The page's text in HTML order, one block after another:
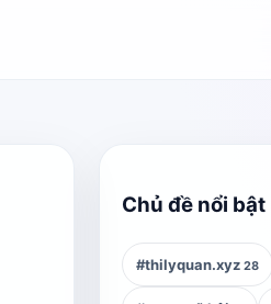
Chủ đề nổi bật
#thilyquan.xyz28